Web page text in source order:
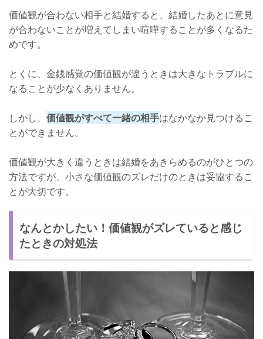
価値観が合わない相手と結婚すると、結婚したあとに意見
が合わないことが増えてしまい喧嘩することが多くなるた
めです。
とくに、金銭感覚の価値観が違うときは大きなトラブルに
なることが少なくありません。
しかし、 価値観がすべて一緒の相手はなかなか見つけるこ
とができません。
価値観が大きく違うときは結婚をあきらめるのがひとつの
方法ですが、小さな価値観のズレだけのときは妥協するこ
とが大切です。
なんとかしたい！価値観がズレていると感じ
たときの対処法